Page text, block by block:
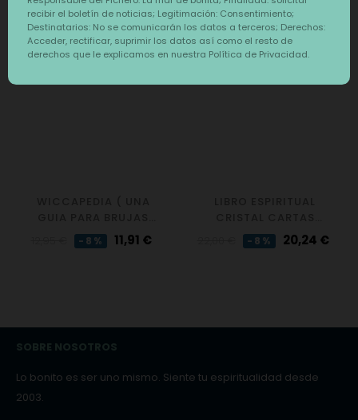
DESCUENTO
MODERNAS )
-8% Precio
11,91 €
DESCUENTO
ORACULO
-8% Precio
20,24 €
‹
SOBRE NOSOTROS
Lo bonito es ser uno mismo. Siente tu espiritualidad desde
2003.
recibir el boletín de noticias; Legitimación: Consentimiento;
Destinatarios: No se comunicarán los datos a terceros; Derechos:
Acceder, rectificar, suprimir los datos así como el resto de
derechos que le explicamos en nuestra Política de Privacidad.